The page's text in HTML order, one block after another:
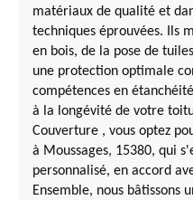
matériaux de qualité et
techniques éprouvées. Ils
en bois, de la pose de
une protection optimale
compétences en
à la longévité de votre
Couverture , vous optez
à Moussages, 15380, qui
personnalisé, en accord
Ensemble, nous bâtissons